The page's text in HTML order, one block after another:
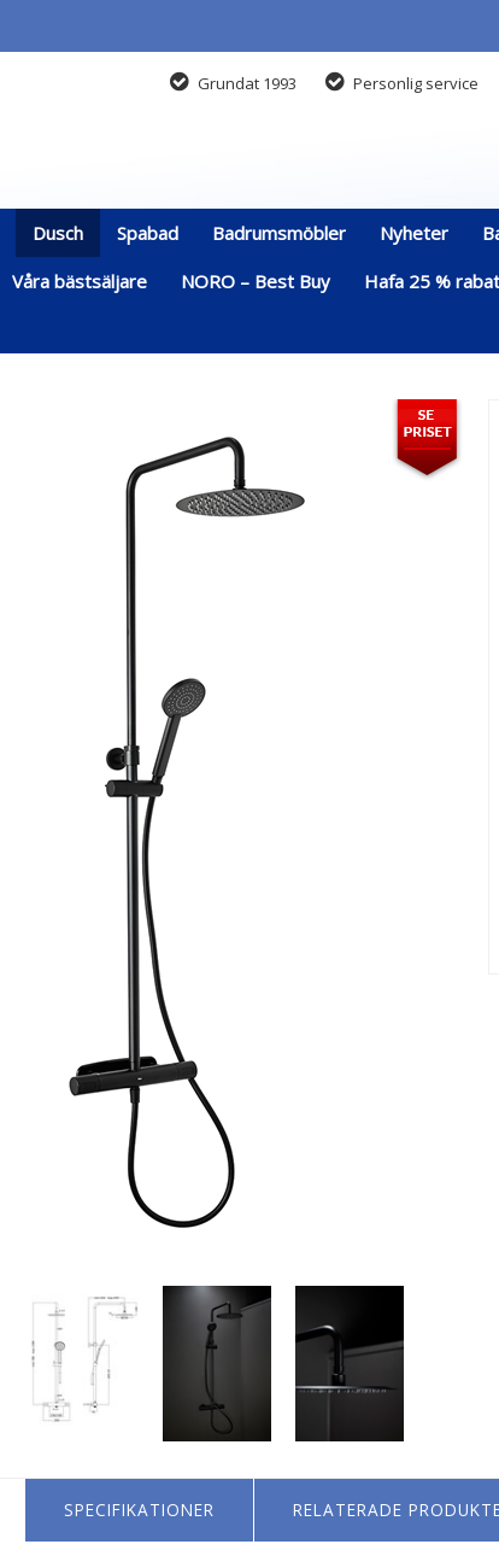
Grundat 1993 Personlig service
Dusch Spabad Badrumsmöbler Nyheter
Våra bästsäljare NORO – Best Buy
Hafa 25 %
SPECIFIKATIONER RELATERADE